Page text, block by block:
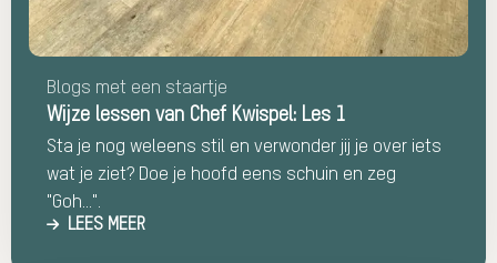
Blogs met een staartje
Wijze lessen van Chef Kwispel: Les 1
Sta je nog weleens stil en verwonder jij je over iets
wat je ziet? Doe je hoofd eens schuin en zeg
"Goh...".
LEES MEER